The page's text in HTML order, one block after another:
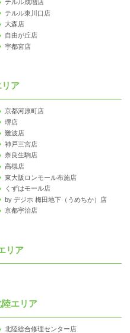
テルル成増店
テルル東川口店
大森店
自由が丘店
宇都宮店
リア
京都河原町店
堺店
難波店
神戸三宮店
奈良生駒店
高槻店
東大阪ロンモール布施店
くずはモール店
by デジホ 梅田地下（うめちか）店
京都宇治店
リア
エリア
北陸総合修理センター店